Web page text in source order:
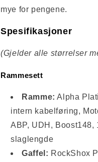
mye for pengene.
Spesifikasjoner
(Gjelder alle størrelser
Rammesett
Ramme: Alpha
intern kabelføring,
ABP, UDH, Boost148,
slaglengde
Gaffel: RockShox